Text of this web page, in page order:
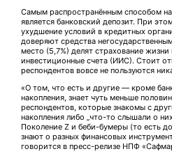
Самым распространённым способом
является банковский депозит. При
ухудшение условий в кредитных
доверяют средства
место (5,7%) делят страхование
инвестиционные счета (ИИС). Стоит
респондентов вовсе не пользуются
«О том, что есть и другие — кроме
накопления, знает чуть меньше
респондентов, которые знакомы с
накопления либо „что-то слышали о
Поколение Z и беби-бумеры (то есть
знают о разных финансовых
говорится в пресс-релизе НПФ